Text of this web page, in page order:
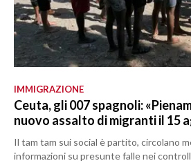
IMMIGRAZIONE
Ceuta, gli 007 spagnoli:
nuovo assalto di migranti il 15
Il tam tam sui social è partito, circolano
informazioni su presunte falle nei